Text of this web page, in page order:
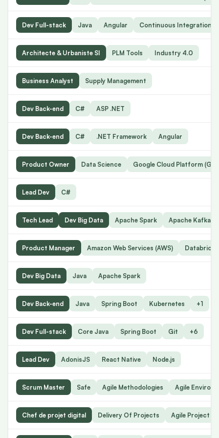
Dev Full-stack Java Angular Continuous Integration
Architecte & Urbaniste SI PLM Tools Industry 4.0
Business Analyst Supply Management
Dev Back-end C# ASP .NET
Dev Back-end C# .NET Framework Angular
Product Owner Data Science Google Cloud Platform
Lead Dev C#
Tech Lead Dev Big Data Apache Spark Apache Kafka
Product Manager Amazon Web Services (AWS) Databricks
Dev Big Data Java Apache Spark
Dev Back-end Java Spring Boot Kubernetes +1
Dev Full-stack Core Java Spring Boot Git +6
Lead Dev AdonisJS React Native Node.js
Scrum Master Safe Agile Methodologies Agile
Chef de projet digital Delivery Of Projects Agile Project